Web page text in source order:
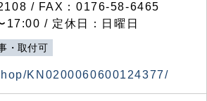
/ FAX：0176-58-6465
17:00 / 定休日：日曜日
・取付可
KN0200060600124377/